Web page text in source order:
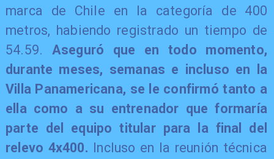
marca de Chile en la categoría de 400
metros, habiendo registrado un tiempo de
54.59. Aseguró que en todo momento,
durante meses, semanas e incluso en la
Villa Panamericana, se le confirmó tanto a
ella como a su entrenador que formaría
parte del equipo titular para la final del
relevo 4x400. Incluso en la reunión técnica